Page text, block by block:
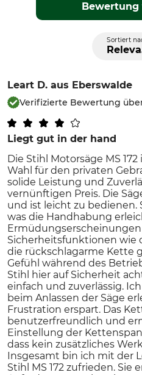
Bewertung
Sortiert
Leart D. aus Eberswalde
Verifizierte Bewertung über
Liegt gut in der hand
Die Stihl Motorsäge MS
Wahl für den privaten
solide Leistung und
vernünftigen Preis. Die
und ist leicht zu bedienen.
was die Handhabung
Sicherheitsfunktionen wie
die rückschlagarme Kette
Gefühl während des
Stihl hier auf Sicherheit
einfach und zuverlässig.
beim Anlassen der Säge
Frustration erspart. Das
benutzerfreundlich und
Einstellung der
dass kein zusätzliches
Insgesamt bin ich mit der
Stihl MS 172 zufrieden. Sie